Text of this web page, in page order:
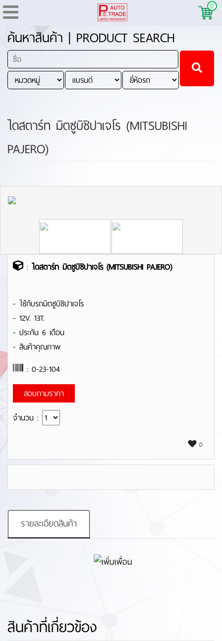
0
ค้นหาสินค้า | PRODUCT SEARCH
ไดสตาร์ท มิตซูบิชิปาเจโร (MITSUBISHI
PAJERO)
: ไดสตาร์ท มิตซูบิชิปาเจโร (MITSUBISHI PAJERO)
- ใช้กับรถมิตซูบิชิปาเจโร
- 12V. 13T.
- ประกัน 6 เดือน
- สินค้าคุณภาพ
: 0-23-104
สอบถามราคา
จำนวน :
0
รายละเอียดสินค้า
สินค้าที่เกี่ยวข้อง